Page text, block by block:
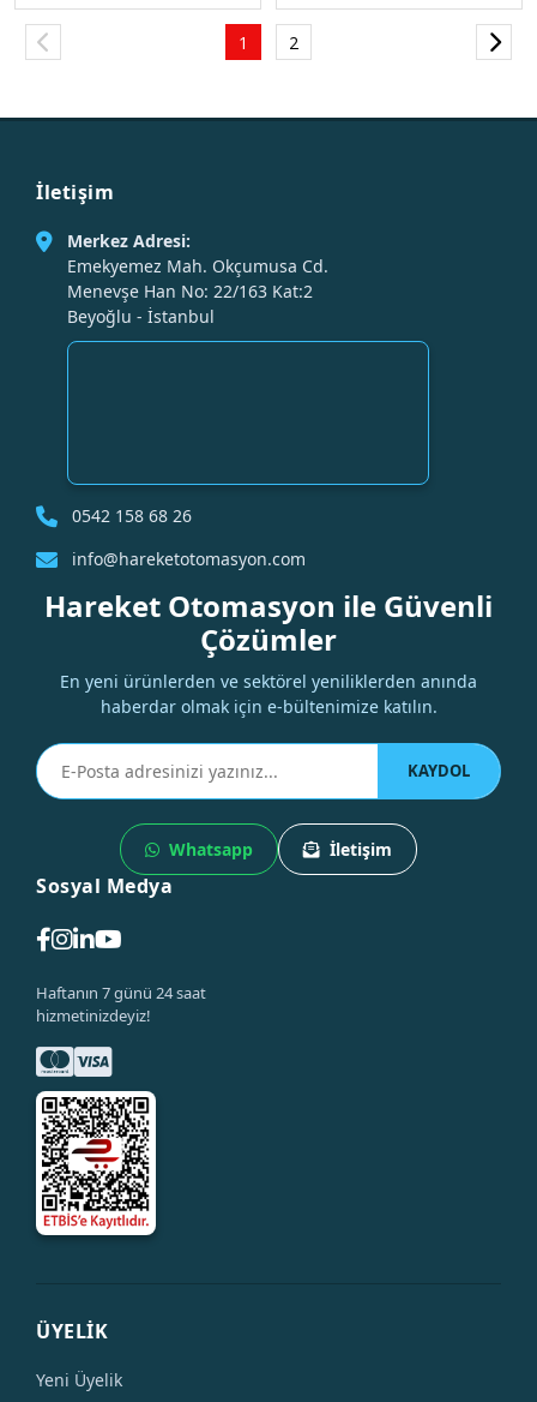
1 2
İletişim
Merkez Adresi:
Emekyemez Mah. Okçumusa Cd.
Menevşe Han No: 22/163 Kat:2
Beyoğlu - İstanbul
0542 158 68 26
info@hareketotomasyon.com
Hareket Otomasyon ile Güvenli
Çözümler
En yeni ürünlerden ve sektörel yeniliklerden anında
haberdar olmak için e-bültenimize katılın.
KAYDOL
Whatsapp İletişim
Sosyal Medya
Haftanın 7 günü 24 saat
hizmetinizdeyiz!
ÜYELİK
Yeni Üyelik